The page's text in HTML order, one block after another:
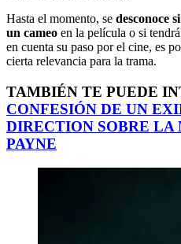
Hasta el momento, se desconoce
un cameo en la película o si
en cuenta su paso por el cine, es
cierta relevancia para la trama.
TAMBIÉN TE PUEDE
CONFESIÓN DE UN
DIRECTION SOBRE
PAYNE